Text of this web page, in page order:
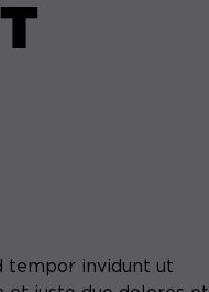
tempor invidunt ut